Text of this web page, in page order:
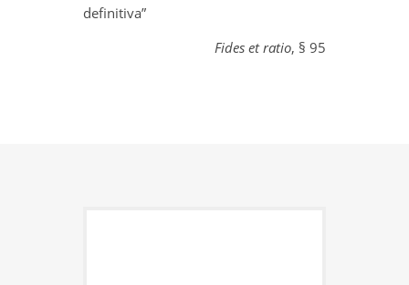
definitiva”
Fides et ratio, § 95